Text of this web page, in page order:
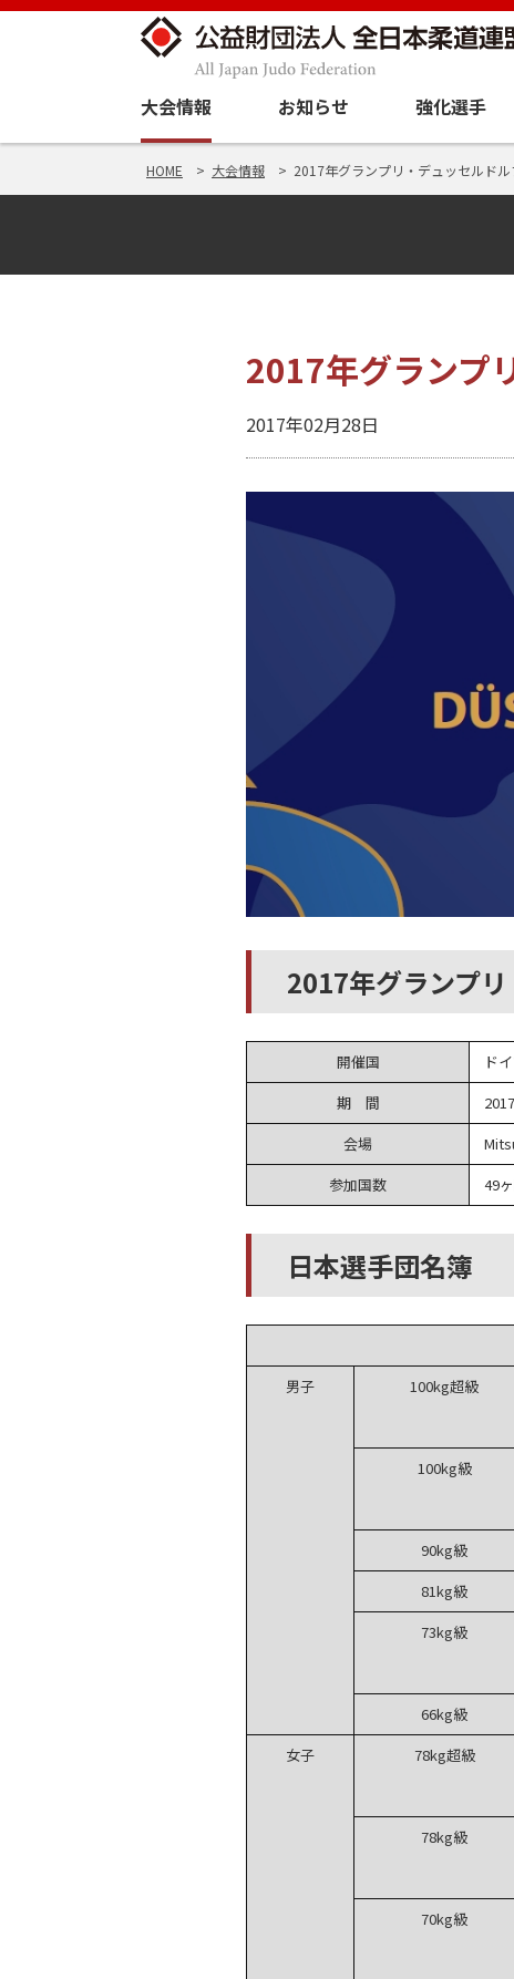
大会情報 お知らせ 強化選手
HOME 大会情報 2017年グランプリ・デュッセルドル
2017年グランプ
2017年02月28日
2017年グランプ
開催国
ド
期 間
会場
参加国数
49
日本選手団名簿
男子
100kg超級
100kg級
90kg級
81kg級
73kg級
66kg級
女子
78kg超級
78kg級
70kg級